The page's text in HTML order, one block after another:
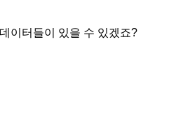
이터들이 있을 수 있겠죠?